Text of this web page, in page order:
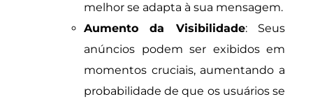
melhor se adapta à sua mensagem.
Aumento da Visibilidade: Seus
anúncios podem ser exibidos em
momentos cruciais, aumentando a
probabilidade de que os usuários se